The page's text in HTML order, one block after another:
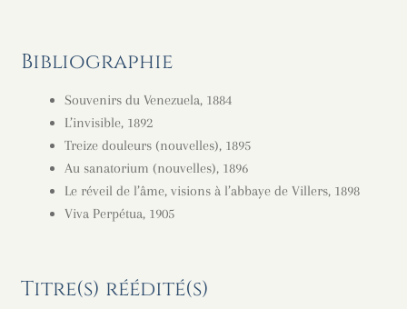
Bibliographie
Souvenirs du Venezuela, 1884
L’invisible, 1892
Treize douleurs (nouvelles), 1895
Au sanatorium (nouvelles), 1896
Le réveil de l’âme, visions à l’abbaye de Villers, 1898
Viva Perpétua, 1905
Titre(s) réédité(s)